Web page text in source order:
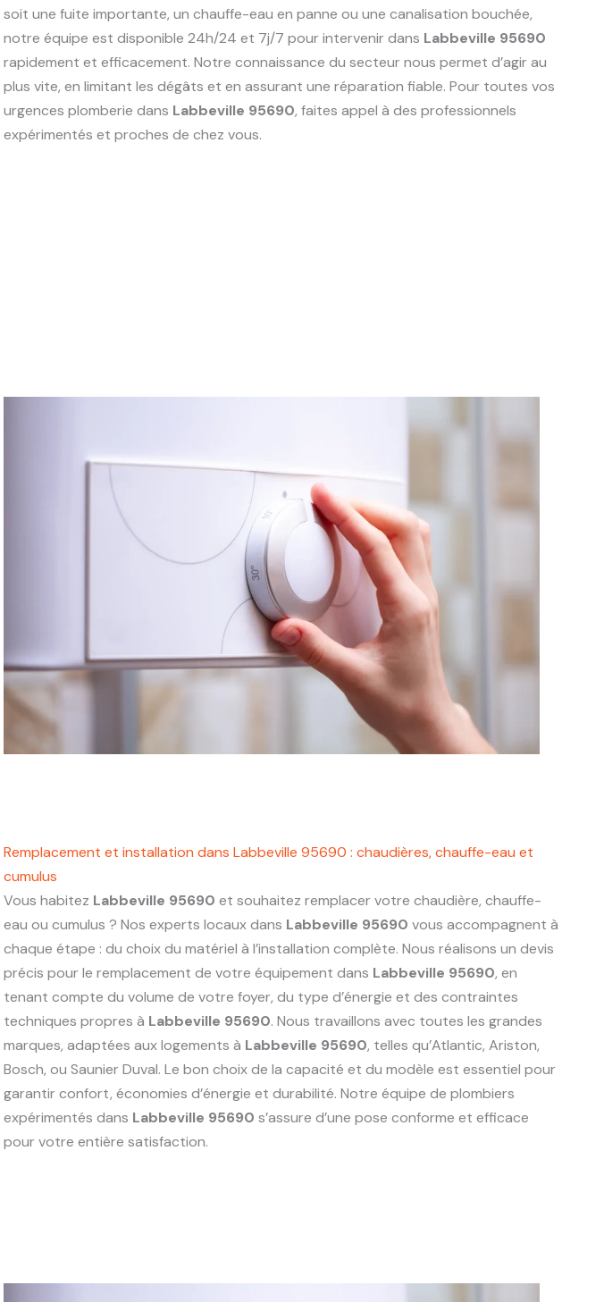
soit une fuite importante, un chauffe-eau en panne ou une canalisation bouchée,
notre équipe est disponible 24h/24 et 7j/7 pour intervenir dans Labbeville 95690
rapidement et efficacement. Notre connaissance du secteur nous permet d’agir au
plus vite, en limitant les dégâts et en assurant une réparation fiable. Pour toutes vos
urgences plomberie dans Labbeville 95690, faites appel à des professionnels
expérimentés et proches de chez vous.
Remplacement et installation dans Labbeville 95690 : chaudières, chauffe-eau et
cumulus
Vous habitez Labbeville 95690 et souhaitez remplacer votre chaudière, chauffe-
eau ou cumulus ? Nos experts locaux dans Labbeville 95690 vous accompagnent à
chaque étape : du choix du matériel à l’installation complète. Nous réalisons un devis
précis pour le remplacement de votre équipement dans Labbeville 95690, en
tenant compte du volume de votre foyer, du type d’énergie et des contraintes
techniques propres à Labbeville 95690. Nous travaillons avec toutes les grandes
marques, adaptées aux logements à Labbeville 95690, telles qu’Atlantic, Ariston,
Bosch, ou Saunier Duval. Le bon choix de la capacité et du modèle est essentiel pour
garantir confort, économies d’énergie et durabilité. Notre équipe de plombiers
expérimentés dans Labbeville 95690 s’assure d’une pose conforme et efficace
pour votre entière satisfaction.